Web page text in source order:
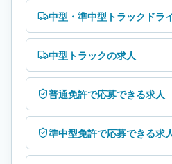
中型・準中型トラックドラ
中型トラックの求人
普通免許で応募できる求人
準中型免許で応募できる求